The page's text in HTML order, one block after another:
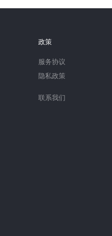
政策
服务协议
隐私政策
联系我们